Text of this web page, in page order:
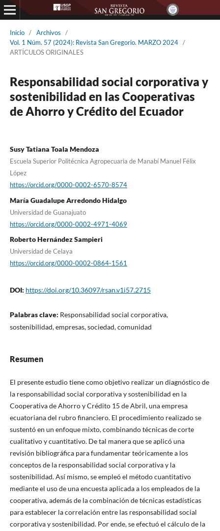
Inicio / Archivos
/
Vol. 1 Núm. 57 (2024): Revista San Gregorio. MARZO 2024 /
ARTÍCULOS ORIGINALES
Responsabilidad social corporativa y
sostenibilidad en las Cooperativas
de Ahorro y Crédito del Ecuador
Susy Tatiana Toala Mendoza
Escuela Superior Politécnica Agropecuaria de Manabí Manuel Félix
López
https://orcid.org/0000-0002-6570-8574
María Guadalupe Arredondo Hidalgo
Universidad de Guanajuato
https://orcid.org/0000-0002-4971-4069
Roberto Hernández Sampieri
Universidad de Celaya
https://orcid.org/0000-0002-0864-1561
DOI: https://doi.org/10.36097/rsan.v1i57.2715
Palabras clave: Responsabilidad social corporativa,
sostenibilidad, empresas, sociedad, comunidad
Resumen
El presente estudio tiene como objetivo realizar un diagnóstico de
la responsabilidad social corporativa y sostenibilidad en la
Cooperativa de Ahorro y Crédito 15 de Abril, una empresa
ecuatoriana del rubro financiero. El procedimiento realizado se
sustentó en un enfoque mixto, combinando técnicas de corte
cualitativo y cuantitativo. De tal manera que se aplicó una
revisión bibliográfica para fundamentar teóricamente a los
conceptos de la responsabilidad social corporativa y la
sostenibilidad. Así mismo, se empleó el método cuantitativo
mediante el uso de una encuesta aplicada a los empleados de la
cooperativa, además de la combinación de técnicas estadísticas
para establecer la correlación entre las responsabilidad social
corporativa y sostenibilidad. Por ende, se efectuó el cálculo de la